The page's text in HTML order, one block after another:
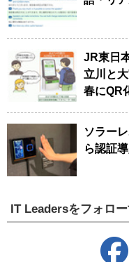
JR東日
立川と
春にQR
ソラー
ら認証
IT Leadersをフォロ